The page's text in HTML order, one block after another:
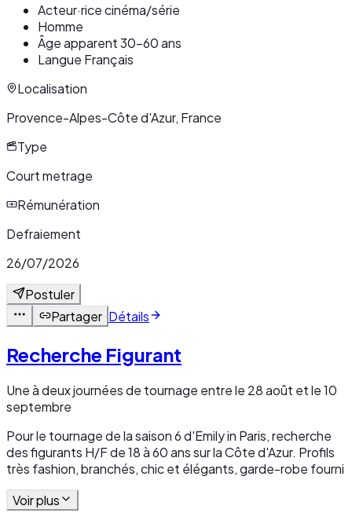
Acteur·rice cinéma/série
Homme
Âge apparent 30-60 ans
Langue Français
Localisation
Provence-Alpes-Côte d'Azur, France
Type
Court metrage
Rémunération
Defraiement
26/07/2026
Postuler
Partager Détails
Recherche Figurant
Une à deux journées de tournage entre le 28 août et le 10
septembre
Pour le tournage de la saison 6 d'Emily in Paris, recherche
des figurants H/F de 18 à 60 ans sur la Côte d'Azur. Profils
très fashion, branchés, chic et élégants, garde-robe fourni
Voir plus